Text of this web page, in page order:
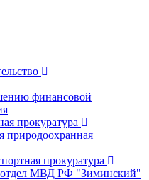
финансовой
прокуратура
природоохранная
прокуратура
МВД РФ "Зиминский"